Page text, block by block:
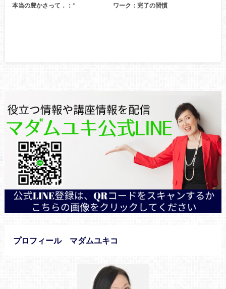
本当の豊かさって．：* ワーク：完了の習慣
プロフィール マダムユキコ